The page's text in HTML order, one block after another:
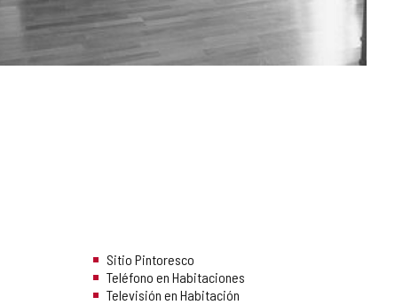
Sitio Pintoresco
Teléfono en Habitaciones
Televisión en Habitación